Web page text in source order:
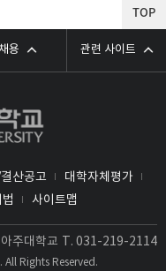
용 관련 사이트
산공고
대학자체평가
사이트맵
주대학교 T. 031-219-2114
Rights Reserved.
TOP